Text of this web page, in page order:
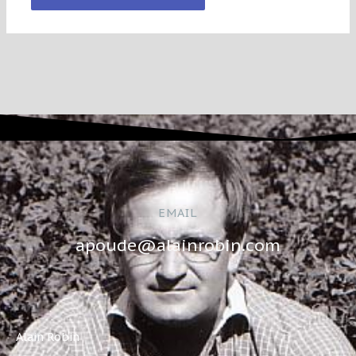
EMAIL
apoude@alainrobin.com
Alain Robin